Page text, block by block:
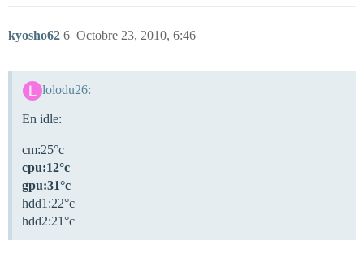
kyosho62 Octobre 23, 2010, 6:46
6
lolodu26:
En idle:
cm:25°c
cpu:12°c
gpu:31°c
hdd1:22°c
hdd2:21°c